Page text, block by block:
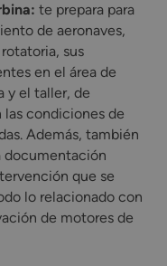
: te prepara para
de aeronaves,
sus
en el área de
y el taller, de
las condiciones de
Además, también
documentación
que se
lo relacionado con
de motores de